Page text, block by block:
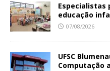
Especialistas
educação
07/08/2026
UFSC
Computação